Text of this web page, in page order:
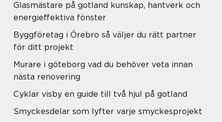
Glasmästare på gotland kunskap, hantverk och
energieffektiva fönster
Byggföretag i Örebro så väljer du rätt partner
för ditt projekt
Murare i göteborg vad du behöver veta innan
nästa renovering
Cyklar visby en guide till två hjul på gotland
Smyckesdelar som lyfter varje smyckesprojekt